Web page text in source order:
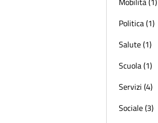
Politica (1)
Salute (1)
Scuola (1)
Servizi (4)
Sociale (3)